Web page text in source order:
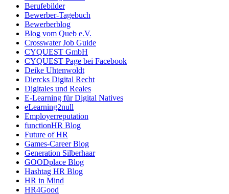
Berufebilder
Bewerber-Tagebuch
Bewerberblog
Blog vom Queb e.V.
Crosswater Job Guide
CYQUEST GmbH
CYQUEST Page bei Facebook
Deike Uhtenwoldt
Diercks Digital Recht
Digitales und Reales
E-Learning für Digital Natives
eLearning2null
Employerreputation
functionHR Blog
Future of HR
Games-Career Blog
Generation Silberhaar
GOODplace Blog
Hashtag HR Blog
HR in Mind
HR4Good